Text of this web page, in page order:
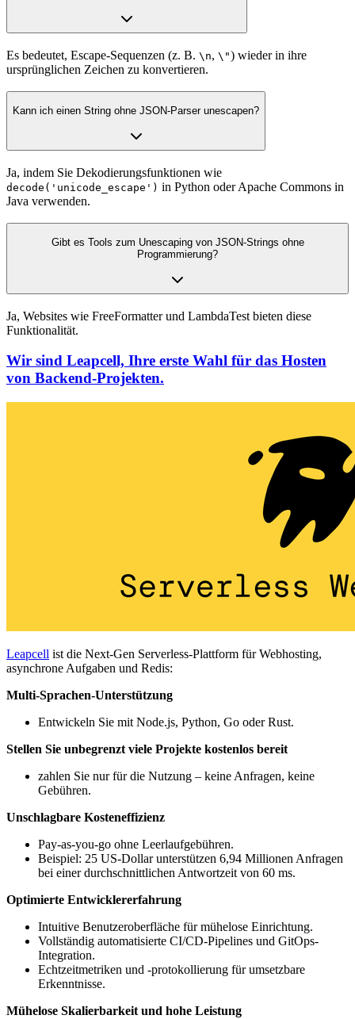
Es bedeutet, Escape-Sequenzen (z. B. \n, \") wieder in ihre
ursprünglichen Zeichen zu konvertieren.
Kann ich einen String ohne JSON-Parser unescapen?
Ja, indem Sie Dekodierungsfunktionen wie
decode('unicode_escape') in Python oder Apache Commons in
Java verwenden.
Gibt es Tools zum Unescaping von JSON-Strings ohne
Programmierung?
Ja, Websites wie FreeFormatter und LambdaTest bieten diese
Funktionalität.
Wir sind Leapcell, Ihre erste Wahl für das Hosten
von Backend-Projekten.
Leapcell ist die Next-Gen Serverless-Plattform für Webhosting,
asynchrone Aufgaben und Redis:
Multi-Sprachen-Unterstützung
Entwickeln Sie mit Node.js, Python, Go oder Rust.
Stellen Sie unbegrenzt viele Projekte kostenlos bereit
zahlen Sie nur für die Nutzung – keine Anfragen, keine
Gebühren.
Unschlagbare Kosteneffizienz
Pay-as-you-go ohne Leerlaufgebühren.
Beispiel: 25 US-Dollar unterstützen 6,94 Millionen Anfragen
bei einer durchschnittlichen Antwortzeit von 60 ms.
Optimierte Entwicklererfahrung
Intuitive Benutzeroberfläche für mühelose Einrichtung.
Vollständig automatisierte CI/CD-Pipelines und GitOps-
Integration.
Echtzeitmetriken und -protokollierung für umsetzbare
Erkenntnisse.
Mühelose Skalierbarkeit und hohe Leistung